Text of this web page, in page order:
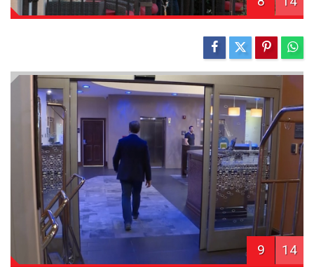
9 14